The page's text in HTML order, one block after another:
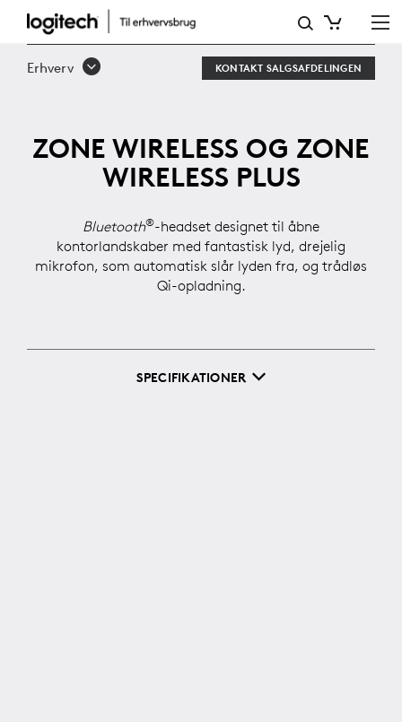
ZONE
WIRELESS
Erhverv KONTAKT SALGSAFDELINGEN
ZONE WIRELESS OG ZONE
WIRELESS PLUS
Bluetooth®-headset designet til åbne
kontorlandskaber med fantastisk lyd, drejelig
mikrofon, som automatisk slår lyden fra, og trådløs
Qi-opladning.
SPECIFIKATIONER